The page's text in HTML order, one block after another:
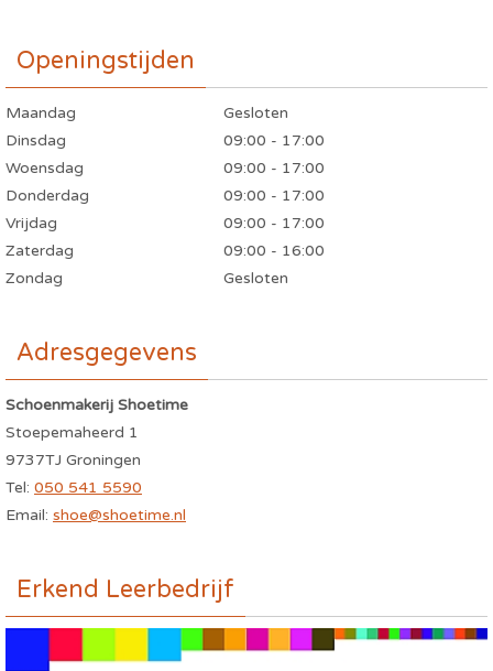
Openingstijden
Maandag
Gesloten
Dinsdag
09:00 - 17:00
Woensdag
09:00 - 17:00
Donderdag
09:00 - 17:00
Vrijdag
09:00 - 17:00
Zaterdag
09:00 - 16:00
Zondag
Gesloten
Adresgegevens
Schoenmakerij Shoetime
Stoepemaheerd 1
9737TJ Groningen
Tel: 050 541 5590
Email: shoe@shoetime.nl
Erkend Leerbedrijf